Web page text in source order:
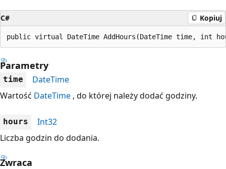
C# Kopiuj
public virtual DateTime AddHours(DateTime time, int
Parametry
time
DateTime
Wartość DateTime , do której należy dodać godziny.
hours
Int32
Liczba godzin do dodania.
Zwraca